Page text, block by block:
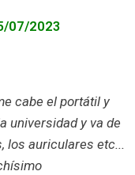
07/2023
cabe el portátil y
universidad y va de
los auriculares etc...